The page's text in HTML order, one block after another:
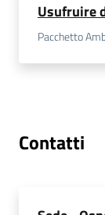
Usufruire
Pacchetto
Contatti